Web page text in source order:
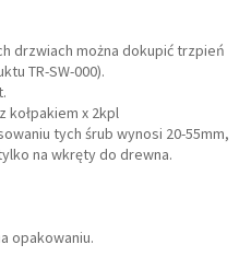
drzwiach można dokupić trzpień
TR-SW-000).
kołpakiem x 2kpl
tych śrub wynosi 20-55mm,
na wkręty do drewna.
opakowaniu.